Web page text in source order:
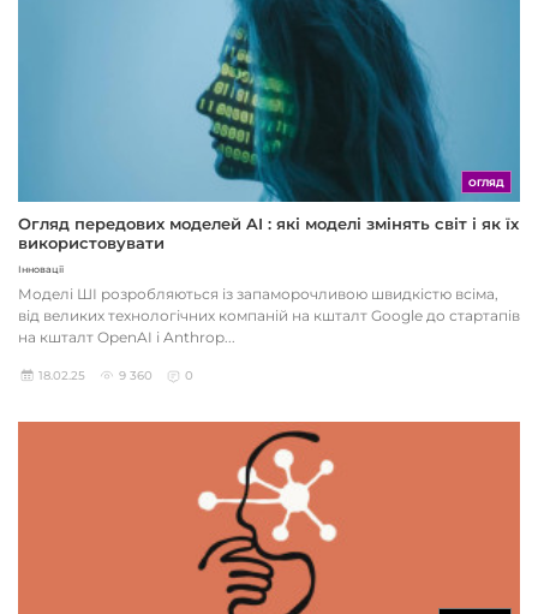
ОГЛЯД
Огляд передових моделей AI : які моделі змінять світ і як їх
використовувати
Інновації
Моделі ШІ розробляються із запаморочливою швидкістю всіма,
від великих технологічних компаній на кшталт Google до стартапів
на кшталт OpenAI і Anthrop...
18.02.25 9 360 0